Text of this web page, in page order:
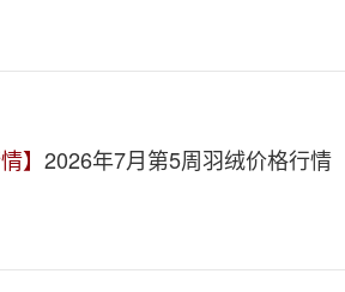
】 2026年7月第5周羽绒价格行情